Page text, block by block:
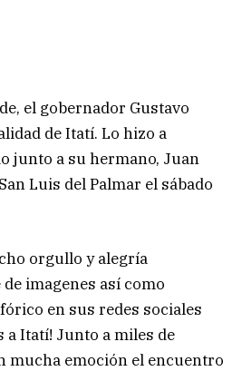
el gobernador Gustavo
de Itatí. Lo hizo a
junto a su hermano, Juan
Luis del Palmar el sábado
orgullo y alegría
imagenes así como
en sus redes sociales
a Itatí! Junto a miles de
mucha emoción el encuentro